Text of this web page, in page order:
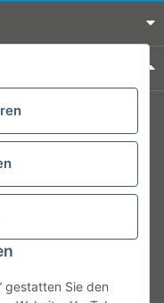
gestatten Sie den